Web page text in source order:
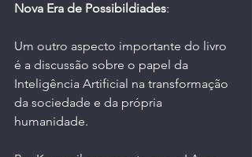
Nova Era de Possibildiades:
Um outro aspecto importante do livro
é a discussão sobre o papel da
Inteligência Artificial na transformação
da sociedade e da própria
humanidade.